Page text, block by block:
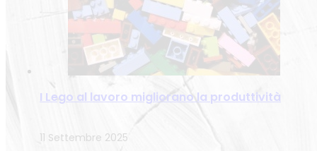
I Lego al lavoro migliorano la produttività
11 Settembre 2025